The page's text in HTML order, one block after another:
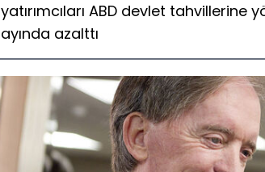
yatırımcıları ABD devlet tahvillerine
ayında azalttı